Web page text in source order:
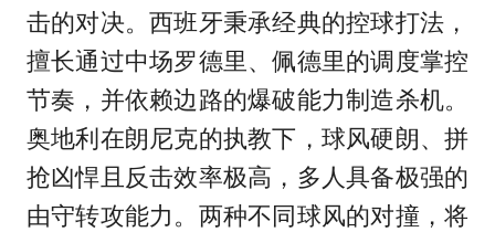
击的对决。西班牙秉承经典的控球打法，
擅长通过中场罗德里、佩德里的调度掌控
节奏，并依赖边路的爆破能力制造杀机。
奥地利在朗尼克的执教下，球风硬朗、拼
抢凶悍且反击效率极高，多人具备极强的
由守转攻能力。两种不同球风的对撞，将